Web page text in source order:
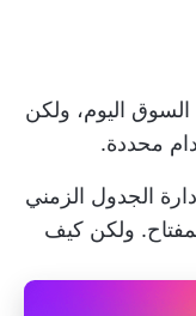
السوق اليوم، ولكن
محددة.
الجدول الزمني
ولكن كيف